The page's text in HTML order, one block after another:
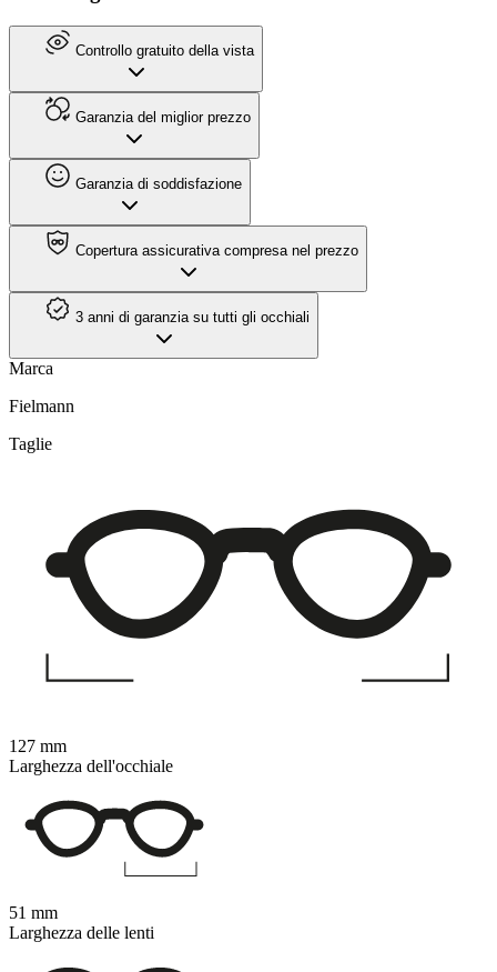
Controllo gratuito della vista
Garanzia del miglior prezzo
Garanzia di soddisfazione
Copertura assicurativa compresa nel prezzo
3 anni di garanzia su tutti gli occhiali
Marca
Fielmann
Taglie
127 mm
Larghezza dell'occhiale
51 mm
Larghezza delle lenti